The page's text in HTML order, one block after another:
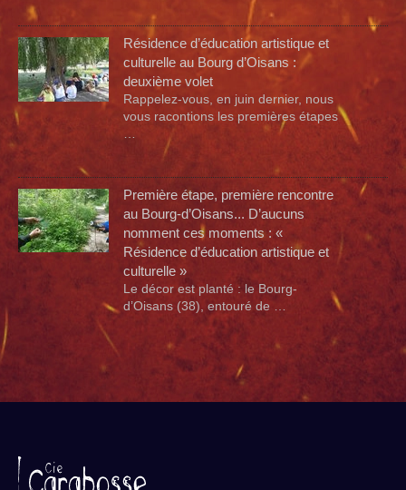
Résidence d’éducation artistique et
culturelle au Bourg d’Oisans :
deuxième volet
Rappelez-vous, en juin dernier, nous
vous racontions les premières étapes
Première étape, première rencontre
au Bourg-d’Oisans... D’aucuns
nomment ces moments : «
Résidence d’éducation artistique et
culturelle »
Le décor est planté : le Bourg-
d’Oisans (38), entouré de …